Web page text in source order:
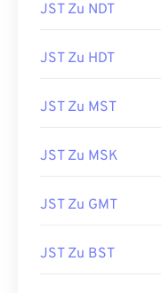
JST Zu NDT
JST Zu HDT
JST Zu MST
JST Zu MSK
JST Zu GMT
JST Zu BST